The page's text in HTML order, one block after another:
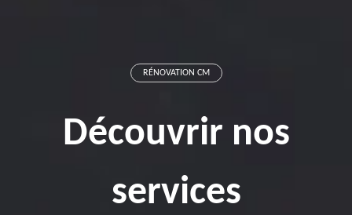
RÉNOVATION CM
Découvrir nos
services